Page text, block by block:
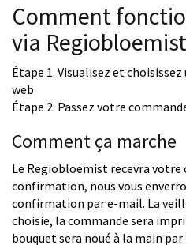
Comment
via
Étape 1. Visualisez et
web
Étape 2. Passez votre
Comment ça marche
Le Regiobloemist recevra
confirmation, nous vous
confirmation par e-mail. La
choisie, la commande sera
bouquet sera noué à la main